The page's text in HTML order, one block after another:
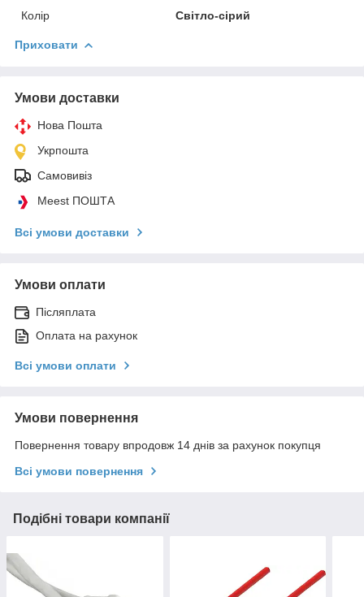
Колір
Світло-сірий
Приховати
Умови доставки
Нова Пошта
Укрпошта
Самовивіз
Meest ПОШТА
Всі умови доставки
Умови оплати
Післяплата
Оплата на рахунок
Всі умови оплати
Умови повернення
Повернення товару впродовж 14 днів за рахунок покупця
Всі умови повернення
Подібні товари компанії